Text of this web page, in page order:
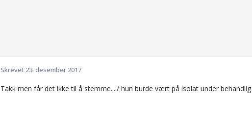
Skrevet 23. desember 2017
Takk men får det ikke til å stemme...:/ hun burde vært på isolat under behandlig